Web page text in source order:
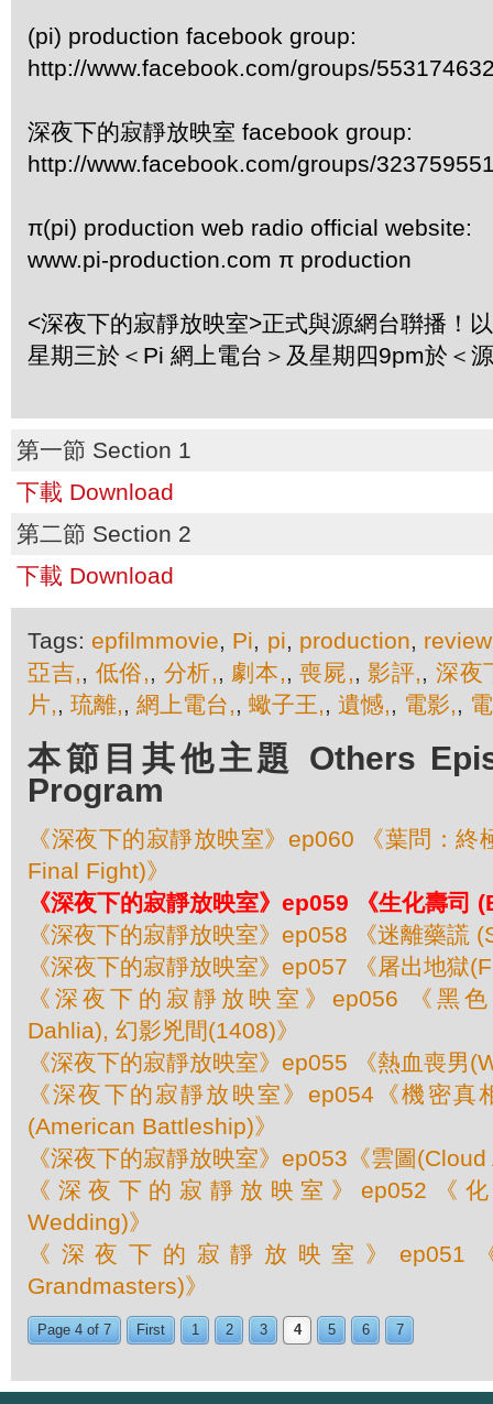
(pi) production facebook group:
http://www.facebook.com/groups/
深夜下的寂靜放映室 facebook group:
http://www.facebook.com/groups/
π(pi) production web radio official website:
www.pi-production.com π production
<深夜下的寂靜放映室>正式與源網台聨播！
星期三於＜Pi 網上電台＞及星期四9pm於＜
第一節 Section 1
下載 Download
第二節 Section 2
下載 Download
Tags: epfilmmovie, Pi, pi, production, review
亞吉,, 低俗,, 分析,, 劇本,,喪屍,,影評,, 深夜
片,, 琉離,, 網上電台,, 蠍子王,, 遺憾,, 電影,,
本節目其他主題 Others
Program
《深夜下的寂靜放映室》ep060 《葉問：
Final Fight)》
《深夜下的寂靜放映室》ep059 《生化壽司
《深夜下的寂靜放映室》ep058 《迷離藥謊
《深夜下的寂靜放映室》ep057 《屠出地獄
《深夜下的寂靜放映室》ep056 《黑
Dahlia), 幻影兇間(1408)》
《深夜下的寂靜放映室》ep055 《熱血喪男
《深夜下的寂靜放映室》ep054《機密真
(American Battleship)》
《深夜下的寂靜放映室》ep053《雲圖
《深夜下的寂靜放映室》ep052《化
Wedding)》
《深夜下的寂靜放映室》ep051
Grandmasters)》
Page 4 of 7 First 1 2 3 4 5 6 7